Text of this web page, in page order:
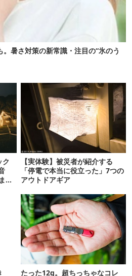
暑さ対策の新常識・注目の“氷のう
ク
だ
【実体験】被災者が紹介する
「停電で本当に役立った」7つの
アウトドアギア
たった12g。超ちっちゃなコレ